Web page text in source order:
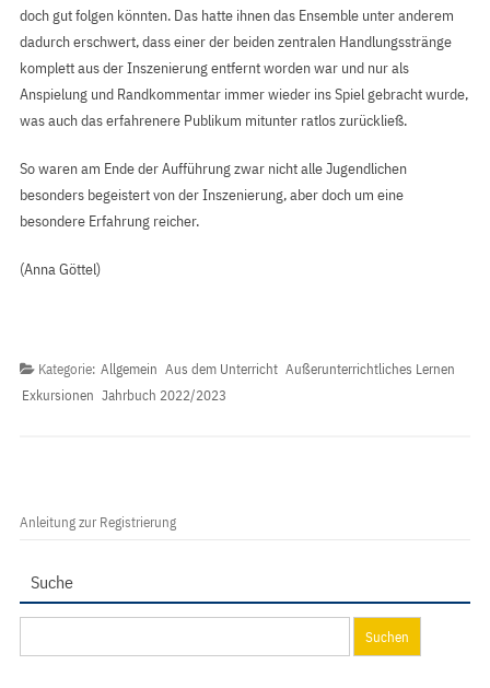
doch gut folgen könnten. Das hatte ihnen das Ensemble unter anderem
dadurch erschwert, dass einer der beiden zentralen Handlungsstränge
komplett aus der Inszenierung entfernt worden war und nur als
Anspielung und Randkommentar immer wieder ins Spiel gebracht wurde,
was auch das erfahrenere Publikum mitunter ratlos zurückließ.
So waren am Ende der Aufführung zwar nicht alle Jugendlichen
besonders begeistert von der Inszenierung, aber doch um eine
besondere Erfahrung reicher.
(Anna Göttel)
Kategorie: Allgemein Aus dem Unterricht Außerunterrichtliches Lernen
Exkursionen Jahrbuch 2022/2023
Anleitung zur Registrierung
Suche
nach: